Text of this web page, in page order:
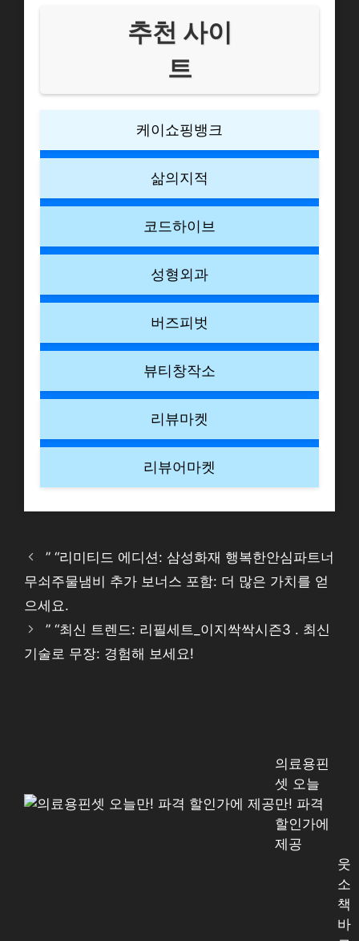
추천 사이
트
케이쇼핑뱅크
삶의지적
코드하이브
성형외과
버즈피벗
뷰티창작소
리뷰마켓
리뷰어마켓
” “리미티드 에디션: 삼성화재 행복한안심파트너
무쇠주물냄비 추가 보너스 포함: 더 많은 가치를 얻
으세요.
” “최신 트렌드: 리필세트_이지싹싹시즌3 . 최신
기술로 무장: 경험해 보세요!
의료용핀
셋 오늘
만! 파격
할인가에
제공
웃
소
책
바